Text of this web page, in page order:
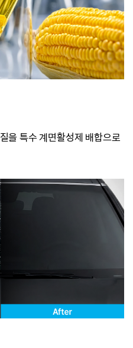
을 특수 계면활성제 배합으로